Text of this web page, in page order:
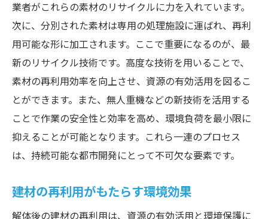
業者がこれらの素材のリサイクルに力を入れています。
次に、分別された素材は専用の処理施設に運ばれ、再利
用可能な形に加工されます。ここで重要になるのが、最
新のリサイクル技術です。高度な技術を用いることで、
素材の再利用効率を向上させ、資源の有効活用を図るこ
とができます。また、無人重機などの新技術を活用する
ことで作業の安全性と効率を高め、環境負荷を最小限に
抑えることが可能となります。これら一連のプロセス
は、持続可能な都市開発にとって不可欠な要素です。
建材の再利用がもたらす環境効果
解体後の建材の再利用は、資源の有効活用と環境保護に